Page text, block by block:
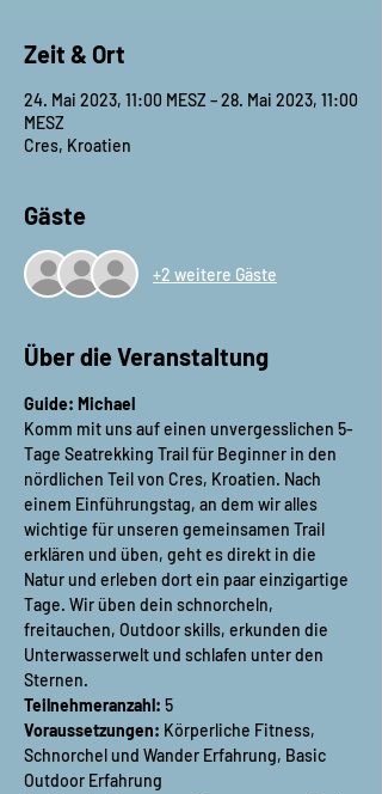
Zeit & Ort
24. Mai 2023, 11:00 MESZ – 28. Mai 2023, 11:00
MESZ
Cres, Kroatien
Gäste
+2 weitere Gäste
Über die Veranstaltung
Guide: Michael
Komm mit uns auf einen unvergesslichen 5-
Tage Seatrekking Trail für Beginner in den
nördlichen Teil von Cres, Kroatien. Nach
einem Einführungstag, an dem wir alles
wichtige für unseren gemeinsamen Trail
erklären und üben, geht es direkt in die
Natur und erleben dort ein paar einzigartige
Tage. Wir üben dein schnorcheln,
freitauchen, Outdoor skills, erkunden die
Unterwasserwelt und schlafen unter den
Sternen.
Teilnehmeranzahl: 5
Voraussetzungen: Körperliche Fitness,
Schnorchel und Wander Erfahrung, Basic
Outdoor Erfahrung